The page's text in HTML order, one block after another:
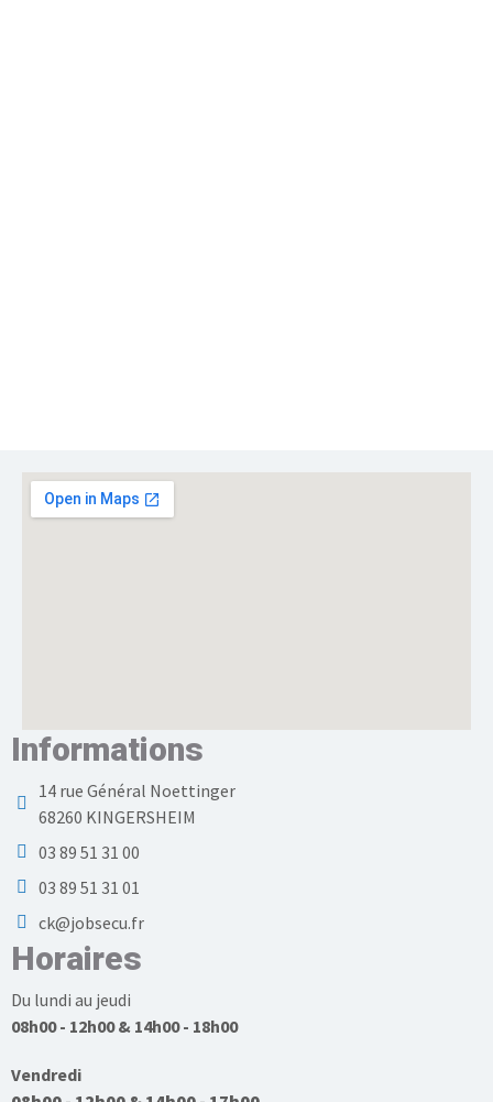
Informations
14 rue Général Noettinger
68260 KINGERSHEIM
03 89 51 31 00
03 89 51 31 01
ck@jobsecu.fr
Horaires
Du lundi au jeudi
08h00 - 12h00 & 14h00 - 18h00
Vendredi